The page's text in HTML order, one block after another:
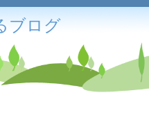
ブログ